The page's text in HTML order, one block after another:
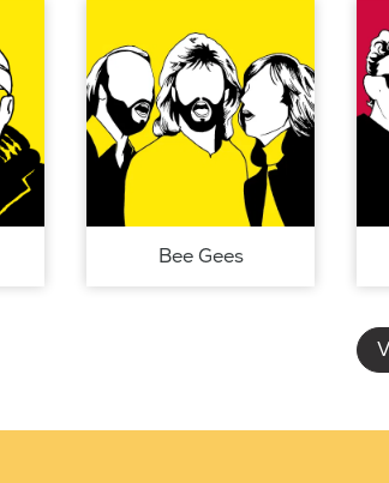
Bee Gees